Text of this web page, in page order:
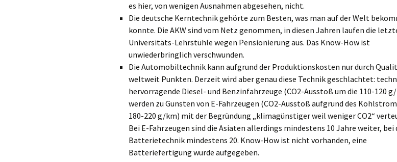
es hier, von wenigen Ausnahmen abgesehen, nicht.
Die deutsche Kerntechnik gehörte zum Besten, was man auf der Welt
konnte. Die AKW sind vom Netz genommen, in diesen Jahren laufen die
Universitäts-Lehrstühle wegen Pensionierung aus. Das Know-How ist
unwiederbringlich verschwunden.
Die Automobiltechnik kann aufgrund der Produktionskosten nur durch
weltweit Punkten. Derzeit wird aber genau diese Technik geschlachtet:
hervorragende Diesel- und Benzinfahrzeuge (CO2-Ausstoß um die 110-120
werden zu Gunsten von E-Fahrzeugen (CO2-Ausstoß aufgrund des
180-220 g/km) mit der Begründung „klimagünstiger weil weniger CO2“
Bei E-Fahrzeugen sind die Asiaten allerdings mindestens 10 Jahre weiter, bei
Batterietechnik mindestens 20. Know-How ist nicht vorhanden, eine
Batteriefertigung wurde aufgegeben.